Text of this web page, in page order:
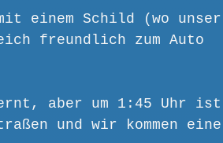
einem Schild (wo unser
freundlich zum Auto
aber um 1:45 Uhr ist
und wir kommen eine